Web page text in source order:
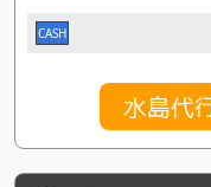
CASH
水島代